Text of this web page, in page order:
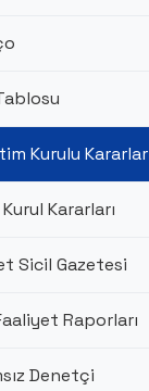
Kurulu
Kararları
Sicil Gazetesi
Raporları
Denetçi